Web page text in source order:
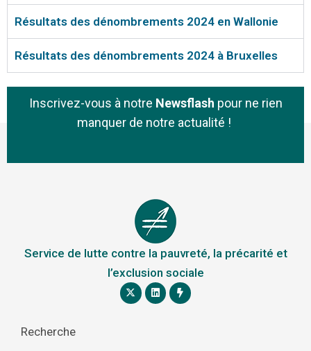
Résultats des dénombrements 2024 en Wallonie
Résultats des dénombrements 2024 à Bruxelles
Inscrivez-vous à notre Newsflash pour ne rien
manquer de notre actualité !
Service de lutte contre la pauvreté, la précarité et
l’exclusion sociale
Recherche